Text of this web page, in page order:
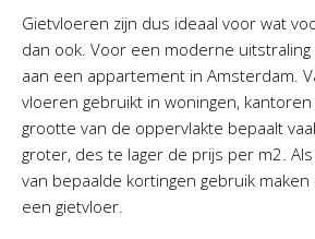
Gietvloeren zijn dus ideaal voor wat
dan ook. Voor een moderne
aan een appartement in Amsterdam.
vloeren gebruikt in woningen,
grootte van de oppervlakte bepaalt
groter, des te lager de prijs per m2.
van bepaalde kortingen gebruik maken
een gietvloer.